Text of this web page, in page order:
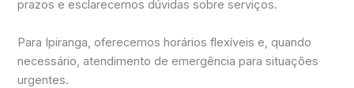
prazos e esclarecemos dúvidas sobre serviços.
Para Ipiranga, oferecemos horários flexíveis e, quando
necessário, atendimento de emergência para situações
urgentes.